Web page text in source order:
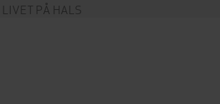
LIVET PÅ HALS